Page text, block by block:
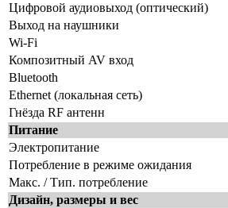
Цифровой аудиовыход (оптический)
Выход на наушники
Wi-Fi
Композитный AV вход
Bluetooth
Ethernet (локальная сеть)
Гнёзда RF антенн
Питание
Электропитание
Потребление в режиме ожидания
Макс. / Тип. потребление
Дизайн, размеры и вес